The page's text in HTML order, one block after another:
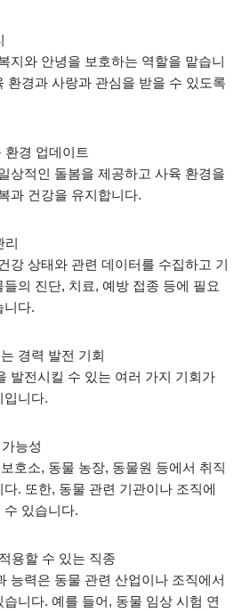
지와 안녕을 보호하는 역할을 맡습니
환경과 사랑과 관심을 받을 수 있도록
환경 업데이트
상적인 돌봄을 제공하고 사육 환경을
과 건강을 유지합니다.
리
강 상태와 관련 데이터를 수집하고 기
의 진단, 치료, 예방 접종 등에 필요
니다.
경력 발전 기회
발전시킬 수 있는 여러 가지 기회가
입니다.
능성
호소, 동물 농장, 동물원 등에서 취직
. 또한, 동물 관련 기관이나 조직에
있습니다.
용할 수 있는 직종
능력은 동물 관련 산업이나 조직에서
니다. 예를 들어, 동물 임상 시험 연